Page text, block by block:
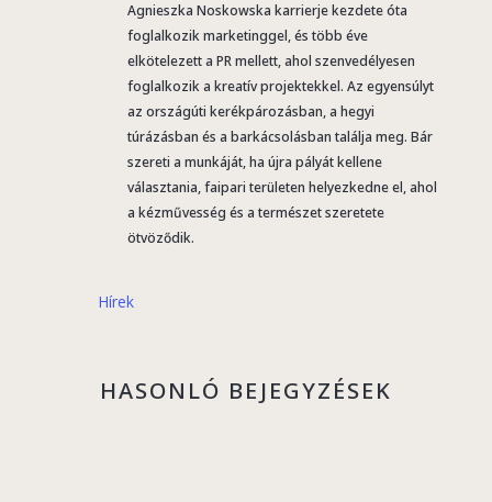
Agnieszka Noskowska karrierje kezdete óta
foglalkozik marketinggel, és több éve
elkötelezett a PR mellett, ahol szenvedélyesen
foglalkozik a kreatív projektekkel. Az egyensúlyt
az országúti kerékpározásban, a hegyi
túrázásban és a barkácsolásban találja meg. Bár
szereti a munkáját, ha újra pályát kellene
választania, faipari területen helyezkedne el, ahol
a kézművesség és a természet szeretete
ötvöződik.
Hírek
HASONLÓ BEJEGYZÉSEK